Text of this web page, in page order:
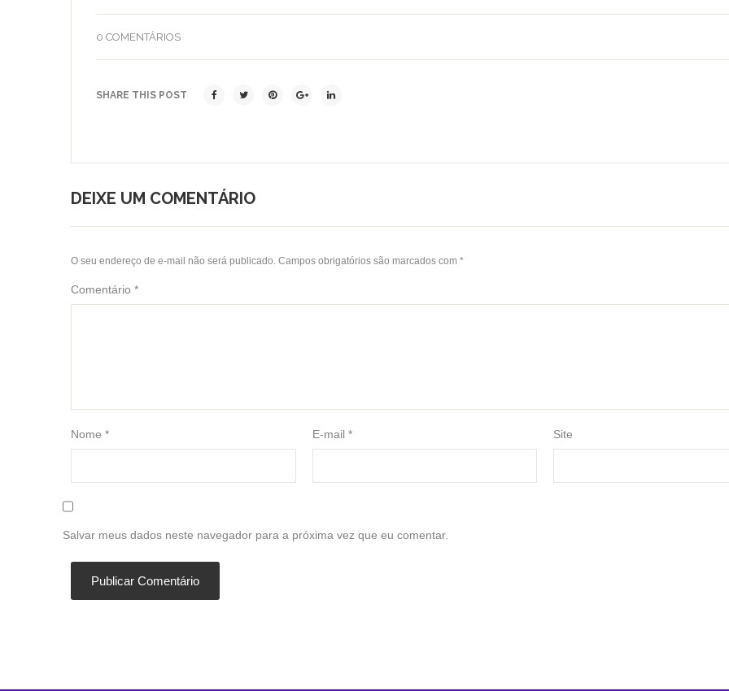
0 COMENTÁRIOS
SHARE THIS POST
DEIXE UM COMENTÁRIO
O seu endereço de e-mail não será publicado. Campos obrigatórios são marcados com *
Comentário *
Nome * E-mail * Site
Salvar meus dados neste navegador para a próxima vez que eu comentar.